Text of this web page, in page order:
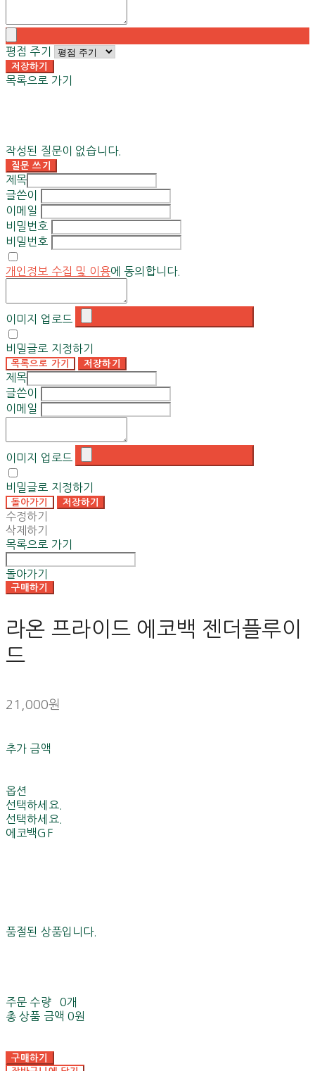
평점 주기
저장하기
목록으로 가기
작성된 질문이 없습니다.
질문 쓰기
제목
글쓴이
이메일
비밀번호
비밀번호
개인정보 수집 및 이용에 동의합니다.
이미지 업로드
비밀글로 지정하기
목록으로 가기 저장하기
제목
글쓴이
이메일
이미지 업로드
비밀글로 지정하기
돌아가기 저장하기
수정하기
삭제하기
목록으로 가기
돌아가기
구매하기
라온 프라이드 에코백 젠더플루이
드
21,000원
추가 금액
옵션
선택하세요.
선택하세요.
에코백GF
품절된 상품입니다.
주문 수량
0개
총 상품 금액 0원
구매하기